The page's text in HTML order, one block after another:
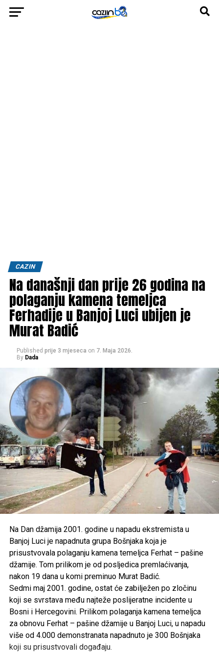
CAZIN
Na današnji dan prije 26 godina na
polaganju kamena temeljca
Ferhadije u Banjoj Luci ubijen je
Murat Badić
Published prije 3 mjeseca on 7. Maja 2026.
By Dada
Na Dan džamija 2001. godine u napadu ekstremista u
Banjoj Luci je napadnuta grupa Bošnjaka koja je
prisustvovala polaganju kamena temeljca Ferhat – pašine
džamije. Tom prilikom je od posljedica premlaćivanja,
nakon 19 dana u komi preminuo Murat Badić.
Sedmi maj 2001. godine, ostat će zabilježen po zločinu
koji se svrstava među najteže poslijeratne incidente u
Bosni i Hercegovini. Prilikom polaganja kamena temeljca
za obnovu Ferhat – pašine džamije u Banjoj Luci, u napadu
više od 4.000 demonstranata napadnuto je 300 Bošnjaka
koji su prisustvovali događaju.